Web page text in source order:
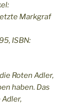
Markgraf
ISBN:
Roten Adler,
haben. Das